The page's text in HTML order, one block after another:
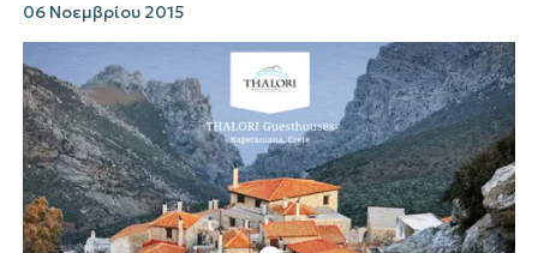
06 Νοεμβρίου 2015